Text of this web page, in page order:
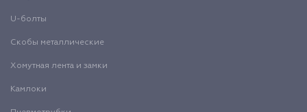
U-болты
Скобы металлические
Хомутная лента и замки
Камлоки